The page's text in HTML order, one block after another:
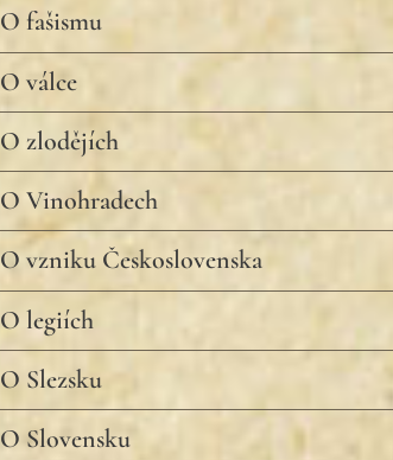
O fašismu
O válce
O zlodějích
O Vinohradech
O vzniku Československa
O legiích
O Slezsku
O Slovensku